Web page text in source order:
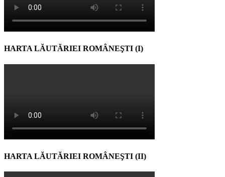
HARTA LĂUTĂRIEI ROMÂNEŞTI (I)
HARTA LĂUTĂRIEI ROMÂNEŞTI (II)